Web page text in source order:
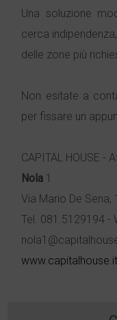
Una soluzione
cerca
delle zone più
Non esitate a
per fissare un
CAPITAL HOUSE -
Nola 1
Via Mario De Sena,
Tel. 081.5129194 -